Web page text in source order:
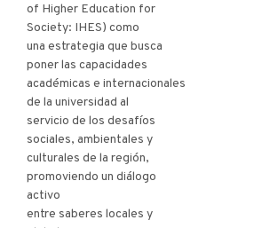
of Higher Education for
Society: IHES) como
una estrategia que busca
poner las capacidades
académicas e internacionales
de la universidad al
servicio de los desafíos
sociales, ambientales y
culturales de la región,
promoviendo un diálogo
activo
entre saberes locales y